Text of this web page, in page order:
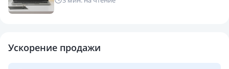
Ускорение продажи